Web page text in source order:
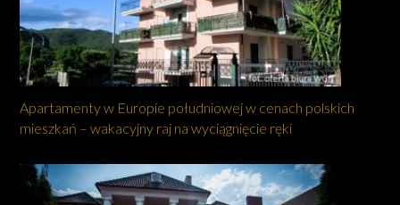
Apartamenty w Europie południowej w cenach polskich
mieszkań – wakacyjny raj na wyciągnięcie ręki